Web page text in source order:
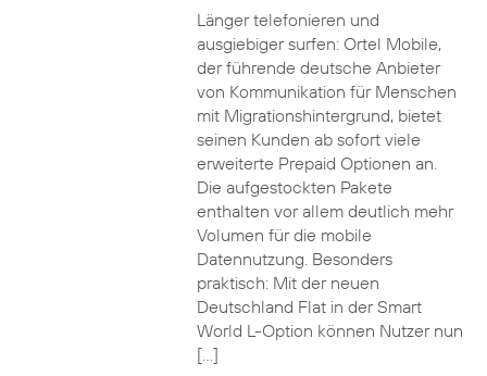
Länger telefonieren und
ausgiebiger surfen: Ortel Mobile,
der führende deutsche Anbieter
von Kommunikation für Menschen
mit Migrationshintergrund, bietet
seinen Kunden ab sofort viele
erweiterte Prepaid Optionen an.
Die aufgestockten Pakete
enthalten vor allem deutlich mehr
Volumen für die mobile
Datennutzung. Besonders
praktisch: Mit der neuen
Deutschland Flat in der Smart
World L-Option können Nutzer nun
[…]